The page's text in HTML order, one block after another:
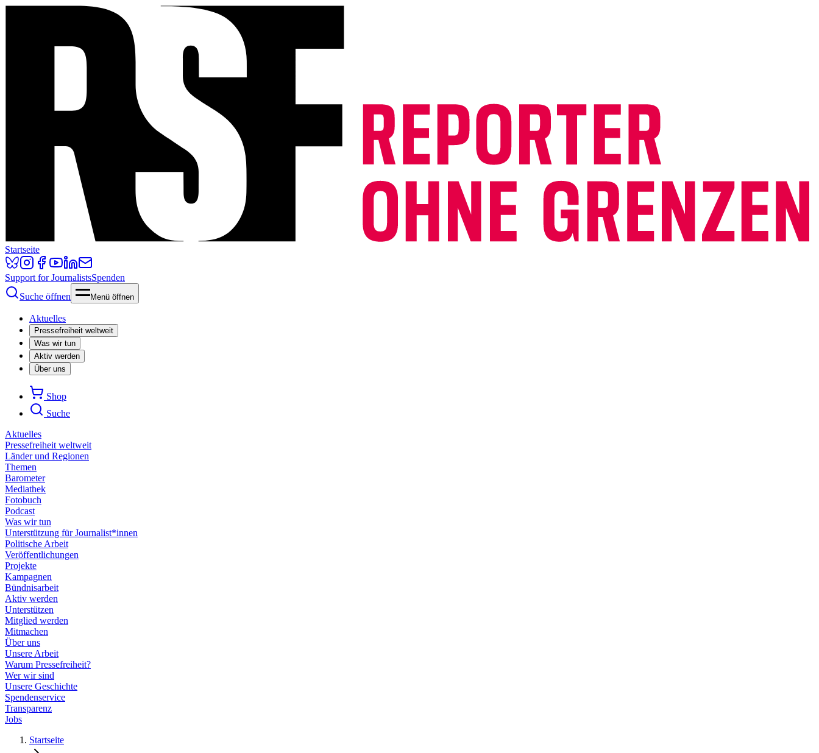
Startseite
Support for JournalistsSpenden
Suche öffnen
Menü öffnen
Aktuelles
Pressefreiheit weltweit
Was wir tun
Aktiv werden
Über uns
Shop
Suche
Aktuelles
Pressefreiheit weltweit
Länder und Regionen
Themen
Barometer
Mediathek
Fotobuch
Podcast
Was wir tun
Unterstützung für Journalist*innen
Politische Arbeit
Veröffentlichungen
Projekte
Kampagnen
Bündnisarbeit
Aktiv werden
Unterstützen
Mitglied werden
Mitmachen
Über uns
Unsere Arbeit
Warum Pressefreiheit?
Wer wir sind
Unsere Geschichte
Spendenservice
Transparenz
Jobs
Startseite